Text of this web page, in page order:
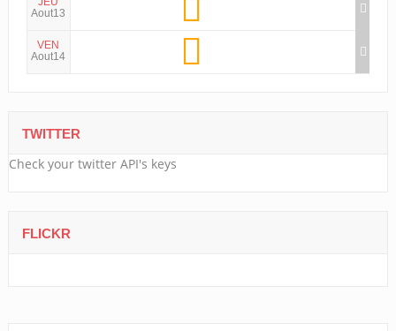
Aout13
VEN
Aout14
TWITTER
Check your twitter API's keys
FLICKR